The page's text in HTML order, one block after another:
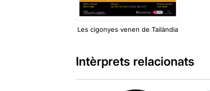
Les cigonyes venen de Tailàndia
Intèrprets relacionats